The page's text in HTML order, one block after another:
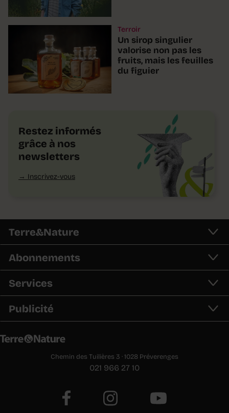
Terroir
Un sirop singulier
valorise non pas les
fruits, mais les feuilles
du figuier
Restez informés
grâce à nos
newsletters
Inscrivez-vous
Terre&Nature
Abonnements
Services
Publicité
Chemin des Tuilières 3 · 1028 Préverenges
021 966 27 10